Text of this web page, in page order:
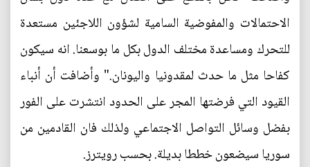
الاحتمالات والمفوضية السامية لشؤون اللاجئين مستعدة
للتحرك ومساعدة مختلف الدول بكل ما بوسعنا. انه سيكون
كفاحا مثل ما حدث لمقدونيا واليونان." وأضافت أن أنباء
القيود التي فرضتها المجر على الحدود انتشرت على الفور
بفضل وسائل التواصل الاجتماعي ولذلك فان القادمين من
سوريا سيضعون خططا بديلة. بحسب رويترز.